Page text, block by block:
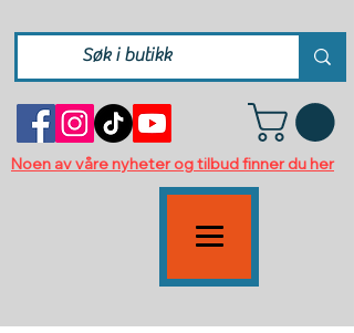
Noen av våre nyheter og tilbud finner du her